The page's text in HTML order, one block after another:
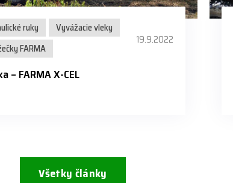
ruky
Vyvážacie vleky
FARMA
19.9.2022
– FARMA X-CEL
Všetky články